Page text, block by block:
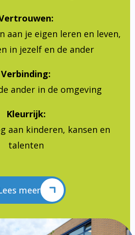
aan je eigen leren en leven,
in jezelf en de ander
Verbinding:
ander in de omgeving
Kleurrijk:
aan kinderen, kansen en
talenten
meer